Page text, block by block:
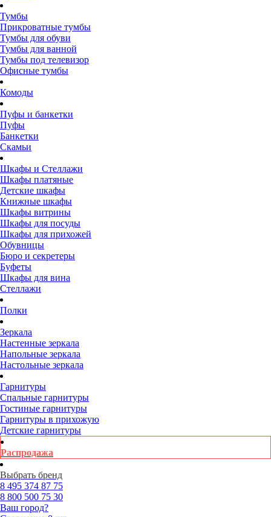
Тумбы
Прикроватные тумбы
Тумбы для обуви
Тумбы для ванной
Тумбы под телевизор
Офисные тумбы
Комоды
Пуфы и банкетки
Пуфы
Банкетки
Скамьи
Шкафы и Стеллажи
Шкафы платяные
Детские шкафы
Книжные шкафы
Шкафы витрины
Шкафы для посуды
Шкафы для прихожей
Обувницы
Бюро и секретеры
Буфеты
Шкафы для вина
Стеллажи
Полки
Зеркала
Настенные зеркала
Напольные зеркала
Настольные зеркала
Гарнитуры
Спальные гарнитуры
Гостиные гарнитуры
Гарнитуры в прихожую
Детские гарнитуры
Распродажа
Выбрать бренд
8 495 374 87 75
8 800 500 75 30
Ваш город?